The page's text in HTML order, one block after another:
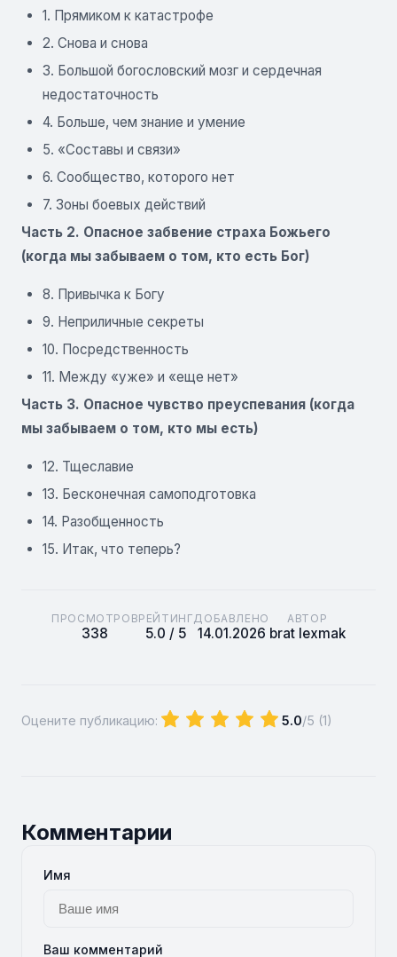
1. Прямиком к катастрофе
2. Снова и снова
3. Большой богословский мозг и сердечная
недостаточность
4. Больше, чем знание и умение
5. «Составы и связи»
6. Сообщество, которого нет
7. Зоны боевых действий
Часть 2. Опасное забвение страха Божьего
(когда мы забываем о том, кто есть Бог)
8. Привычка к Богу
9. Неприличные секреты
10. Посредственность
11. Между «уже» и «еще нет»
Часть 3. Опасное чувство преуспевания (когда
мы забываем о том, кто мы есть)
12. Тщеславие
13. Бесконечная самоподготовка
14. Разобщенность
15. Итак, что теперь?
ПРОСМОТРОВ
338
РЕЙТИНГ
5.0 / 5
ДОБАВЛЕНО
14.01.2026
АВТОР
brat lexmak
Оцените публикацию: 5.0/5 (1)
Комментарии
Имя
Ваш комментарий